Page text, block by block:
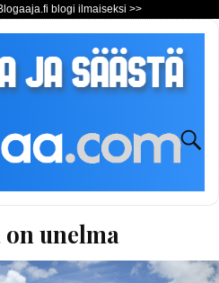
blogi ilmaiseksi >>
unelma